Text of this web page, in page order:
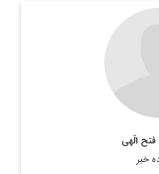
فتح الّهی
خبر